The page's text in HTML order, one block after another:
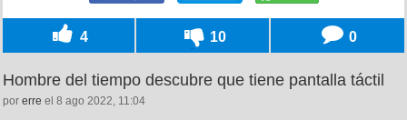
4 10 0
Hombre del tiempo descubre que tiene pantalla táctil
por erre el 8 ago 2022, 11:04